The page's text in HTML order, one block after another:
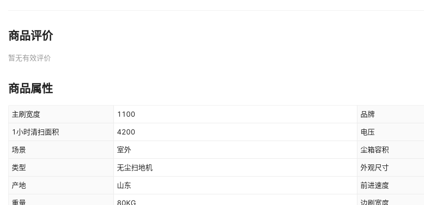
商品评价
暂无有效评价
商品属性
主刷宽度 1100 品牌
1小时清扫面积 4200 电压
场景 室外 尘箱容积
类型 无尘扫地机 外观尺寸
产地 山东 前进速度
重量 80KG 边刷宽度